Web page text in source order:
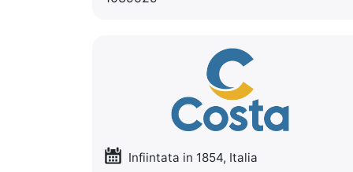
Infiintata in 1854, Italia